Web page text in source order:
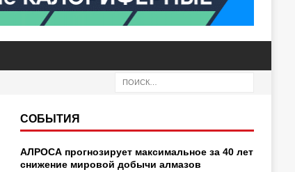
СОБЫТИЯ
АЛРОСА прогнозирует максимальное за 40 лет
снижение мировой добычи алмазов